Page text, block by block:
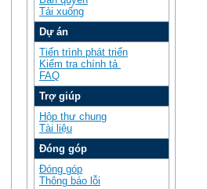
Tải xuống
Dự án
Tiến trình phát triển
Kiểm tra chính tả
FAQ
Trợ giúp
Hộp thư chung
Tài liệu
Đóng góp
Đóng góp
Thông báo lỗi